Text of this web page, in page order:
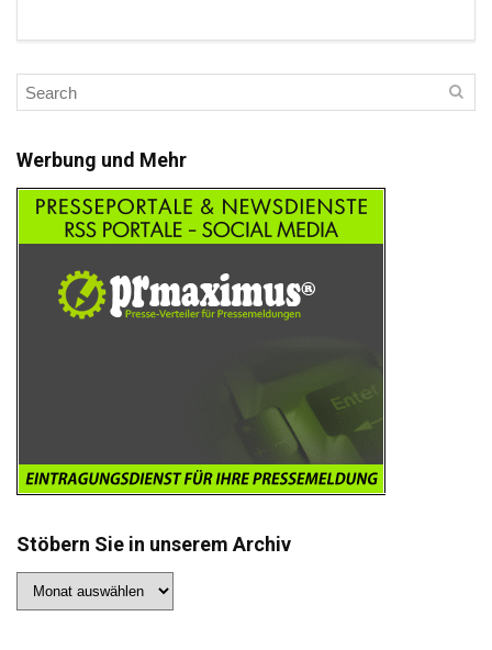
Werbung und Mehr
Stöbern Sie in unserem Archiv
Sie